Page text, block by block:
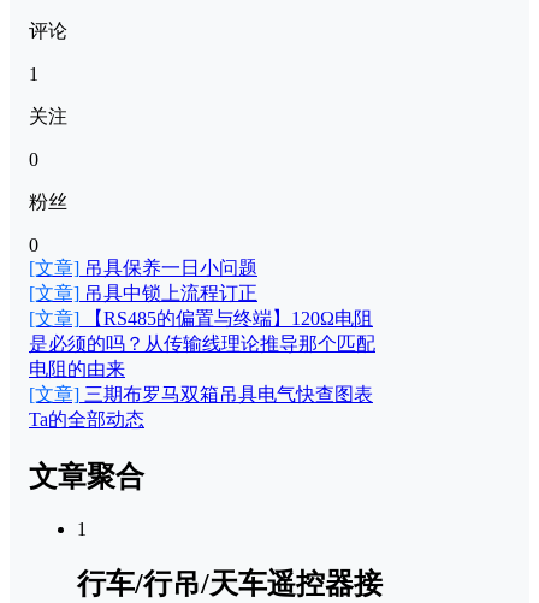
评论
1
关注
0
粉丝
0
[文章] 吊具保养一日小问题
[文章] 吊具中锁上流程订正
[文章] 【RS485的偏置与终端】120Ω电阻
是必须的吗？从传输线理论推导那个匹配
电阻的由来
[文章] 三期布罗马双箱吊具电气快查图表
Ta的全部动态
文章聚合
1
行车/行吊/天车遥控器接